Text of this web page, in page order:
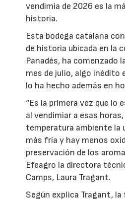
vendimia de 2026 es la
historia.
Esta bodega catalana
de historia ubicada en la
Panadés, ha comenzado
mes de julio, algo inédito
lo ha hecho además en
“Es la primera vez que lo
al vendimiar a esas
temperatura ambiente la
más fría y hay menos
preservación de los
Efeagro la directora
Camps, Laura Tragant.
Según explica Tragant, la